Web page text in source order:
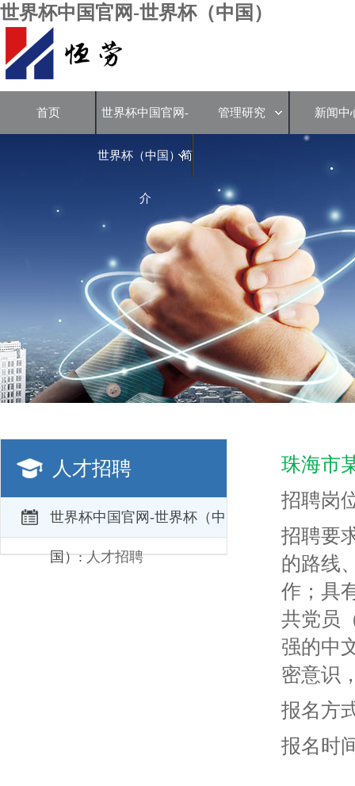
世界杯中国官网-世界杯（中国）
首页 世界杯中国官网-
世界杯（中国）简
介
管理研究 新闻中
人才招聘
世界杯中国官网-世界杯（中
国）:人才招聘
珠海市
招聘岗
招聘要
的路线
作；具
共党员
强的中
密意识
报名方
报名时